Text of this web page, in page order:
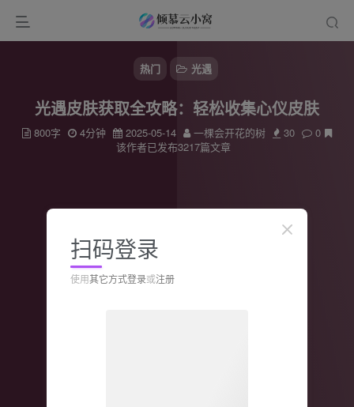
热门 光遇
光遇皮肤获取全攻略：轻松收集心仪皮肤
800字 4分钟 2025-05-14 一棵会开花的树 30
0
该作者已发布3217篇文章
扫码登录
使用其它方式登录或注册